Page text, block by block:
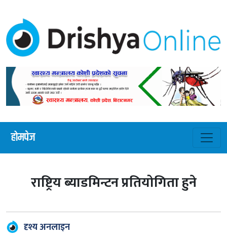
होमपेज
राष्ट्रिय ब्याडमिन्टन प्रतियोगिता हुने
दृश्य अनलाइन